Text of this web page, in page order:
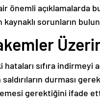
önemli açıklamalarda
sorunların
sıfıra indirmeyi
durması
gerektiğini ifade